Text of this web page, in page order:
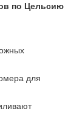
по Цельсию
для